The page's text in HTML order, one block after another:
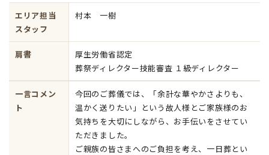
エリア担当
スタッフ
村本 一樹
肩書
厚生労働省認定
葬祭ディレクター技能審査 １級ディレクター
一言コメン
ト
今回のご葬儀では、「余計な華やかさよりも、
温かく送りたい」という故人様とご家族様のお
気持ちを大切にしながら、お手伝いをさせてい
ただきました。
ご親族の皆さまへのご負担を考え、一日葬とい